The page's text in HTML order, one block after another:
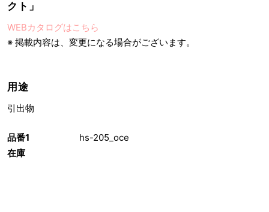
品番1
hs-205_oce
在庫
クト」
WEBカタログはこちら
※ 掲載内容は、変更になる場合がございます。
用途
引出物